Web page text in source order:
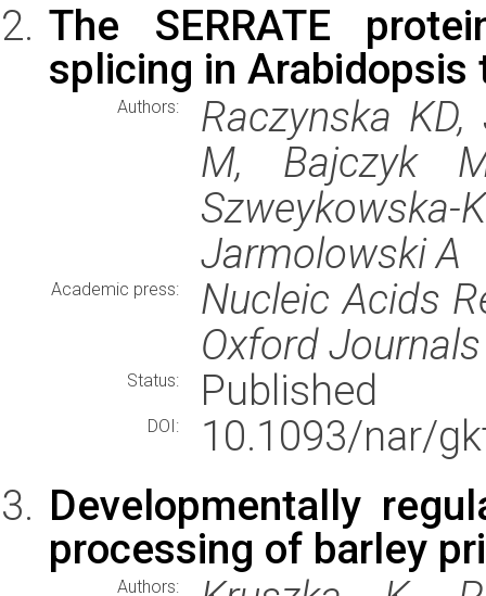
The SERRATE
splicing in Arabidopsis
Authors:
Raczynska
M, Bajczyk
Jarmolowski A
Academic press:
Nucleic Acids
Oxford Journals
Status: Published
DOI:
10.1093/nar/
Developmentally
processing of barley
Authors: